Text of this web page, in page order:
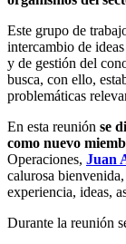
Este grupo de
intercambio de
y de gestión del
busca, con ello,
problemáticas
En esta reunión se
como nuevo
Operaciones, Juan
calurosa
experiencia, ideas,
Durante la reunión